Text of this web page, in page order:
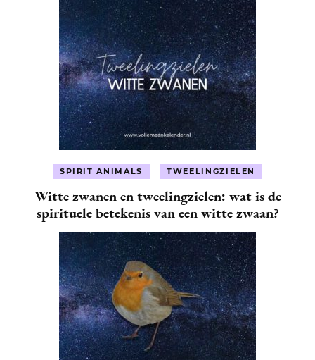
SPIRIT ANIMALS TWEELINGZIELEN
Witte zwanen en tweelingzielen: wat is de
spirituele betekenis van een witte zwaan?